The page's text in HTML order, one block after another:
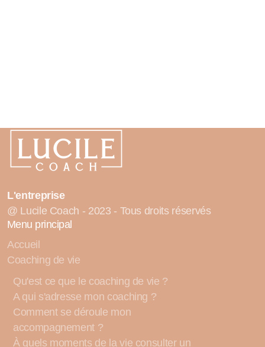
L'entreprise
@ Lucile Coach - 2023 - Tous droits réservés
Menu principal
Accueil
Coaching de vie
Qu'est ce que le coaching de vie ?
A qui s'adresse mon coaching ?
Comment se déroule mon
accompagnement ?
À quels moments de la vie consulter un